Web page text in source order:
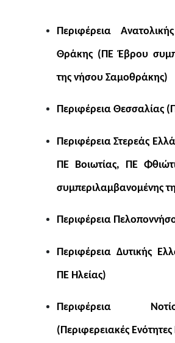
Περιφέρεια
Θράκης (ΠΕ Έβρου
της νήσου Σαμοθράκης)
Περιφέρεια Θεσσαλίας
Περιφέρεια Στερεάς
ΠΕ Βοιωτίας, ΠΕ
συμπεριλαμβανομένης
Περιφέρεια
Περιφέρεια Δυτικής
ΠΕ Ηλείας)
Περιφέρεια
(Περιφερειακές